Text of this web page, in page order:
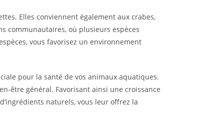
Elles conviennent également aux crabes,
communautaires, où plusieurs espèces
vous favorisez un environnement
pour la santé de vos animaux aquatiques.
être général. Favorisant ainsi une croissance
naturels, vous leur offrez la